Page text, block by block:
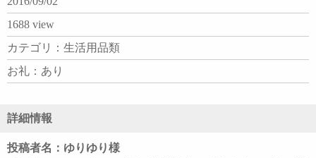
1688 view
カテゴリ：生活用品類
お礼：あり
詳細情報
投稿者名：ゆりゆり様